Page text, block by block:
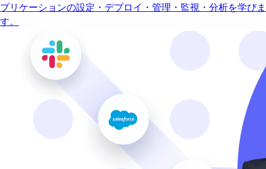
プリケーションの設定・デプロイ・管理・監視・分析を学びま
す。